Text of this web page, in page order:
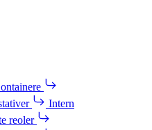
Intern
reoler